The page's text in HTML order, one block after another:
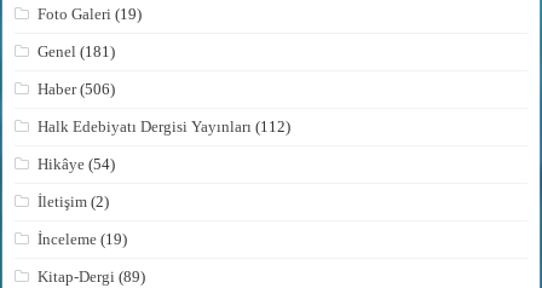
Foto Galeri (19)
Genel (181)
Haber(506)
Halk Edebiyatı Dergisi Yayınları (112)
Hikâye (54)
İletişim (2)
İnceleme (19)
Kitap-Dergi (89)